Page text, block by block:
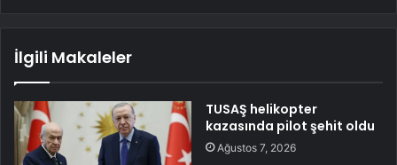
İlgili Makaleler
TUSAŞ helikopter
kazasında pilot şehit oldu
Ağustos 7, 2026